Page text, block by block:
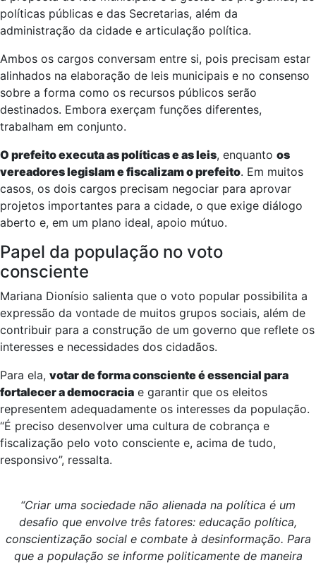
políticas públicas e das Secretarias, além da
administração da cidade e articulação política.
Ambos os cargos conversam entre si, pois precisam estar
alinhados na elaboração de leis municipais e no consenso
sobre a forma como os recursos públicos serão
destinados. Embora exerçam funções diferentes,
trabalham em conjunto.
O prefeito executa as políticas e as leis, enquanto os
vereadores legislam e fiscalizam o prefeito. Em muitos
casos, os dois cargos precisam negociar para aprovar
projetos importantes para a cidade, o que exige diálogo
aberto e, em um plano ideal, apoio mútuo.
Papel da população no voto
consciente
Mariana Dionísio salienta que o voto popular possibilita a
expressão da vontade de muitos grupos sociais, além de
contribuir para a construção de um governo que reflete os
interesses e necessidades dos cidadãos.
Para ela, votar de forma consciente é essencial para
fortalecer a democracia e garantir que os eleitos
representem adequadamente os interesses da população.
“É preciso desenvolver uma cultura de cobrança e
fiscalização pelo voto consciente e, acima de tudo,
responsivo”, ressalta.
“Criar uma sociedade não alienada na política é um
desafio que envolve três fatores: educação política,
conscientização social e combate à desinformação. Para
que a população se informe politicamente de maneira